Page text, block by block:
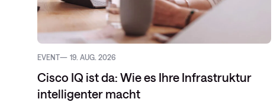
EVENT 19. AUG. 2026
Cisco IQ ist da: Wie es Ihre Infrastruktur
intelligenter macht